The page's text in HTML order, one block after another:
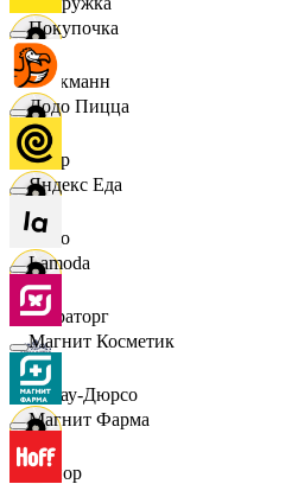
Стокманн
Cпар
demo
Мираторг
Абрау-Дюрсо
Авиор
Покупочка
Додо Пицца
Яндекс Еда
Lamoda
Магнит Косметик
Магнит Фарма